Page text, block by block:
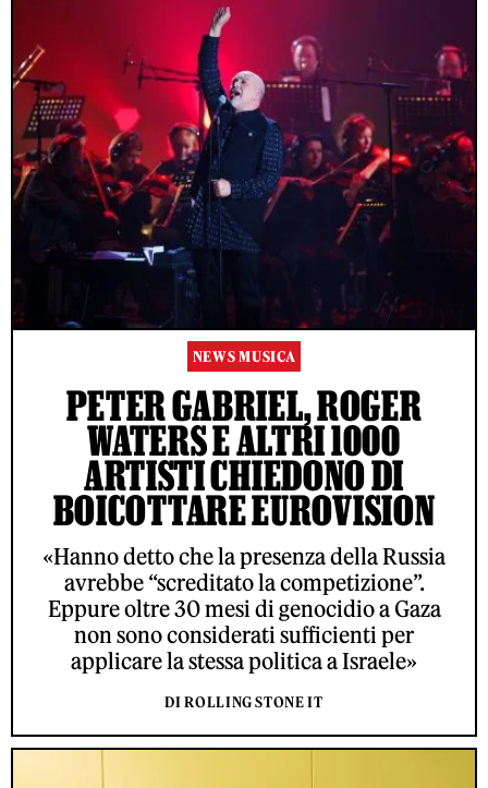
NEWS MUSICA
PETER GABRIEL, ROGER
WATERS E ALTRI 1000
ARTISTI CHIEDONO DI
BOICOTTARE EUROVISION
«Hanno detto che la presenza della Russia
avrebbe “screditato la competizione”.
Eppure oltre 30 mesi di genocidio a Gaza
non sono considerati sufficienti per
applicare la stessa politica a Israele»
DI ROLLING STONE IT